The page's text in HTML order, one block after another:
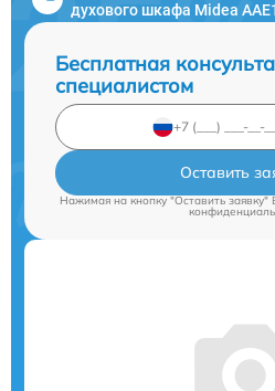
духового шкафа Midea
Бесплатная
специалистом
Оставить
Нажимая на кнопку "Оставить